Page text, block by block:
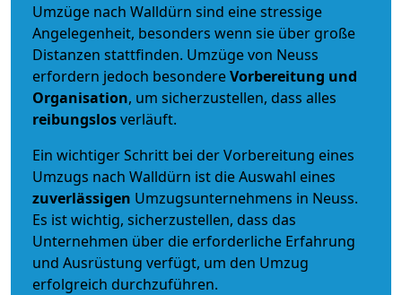
Umzüge nach Walldürn sind eine stressige
Angelegenheit, besonders wenn sie über große
Distanzen stattfinden. Umzüge von Neuss
erfordern jedoch besondereVorbereitung und
Organisation, um sicherzustellen, dass alles
reibungslosverläuft.
Ein wichtiger Schritt bei der Vorbereitung eines
Umzugs nach Walldürn ist die Auswahl eines
zuverlässigen Umzugsunternehmens in Neuss.
Es ist wichtig, sicherzustellen, dass das
Unternehmen über die erforderliche Erfahrung
und Ausrüstung verfügt, um den Umzug
erfolgreich durchzuführen.